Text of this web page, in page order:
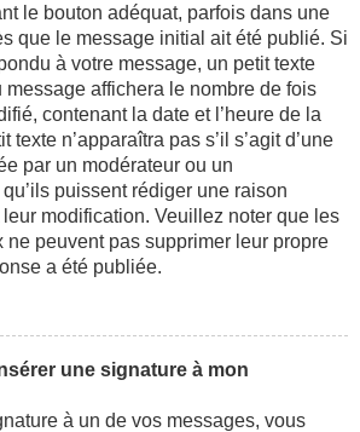
le bouton adéquat, parfois dans une
que le message initial ait été publié. Si
à votre message, un petit texte
affichera le nombre de fois
contenant la date et l’heure de la
texte n’apparaîtra pas s’il s’agit d’une
par un modérateur ou un
puissent rédiger une raison
modification. Veuillez noter que les
ne peuvent pas supprimer leur propre
a été publiée.
une signature à mon
à un de vos messages, vous